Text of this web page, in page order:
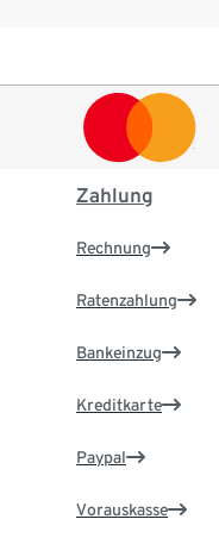
Zahlung
Rechnung
Ratenzahlung
Bankeinzug
Kreditkarte
Paypal
Vorauskasse